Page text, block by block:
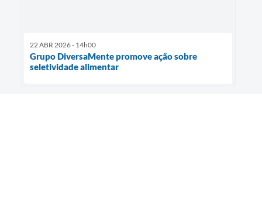
22 ABR 2026 - 14h00
Grupo DiversaMente promove ação sobre
seletividade alimentar